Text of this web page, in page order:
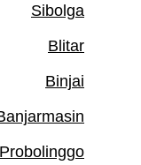
Sibolga
Blitar
Binjai
Probolinggo